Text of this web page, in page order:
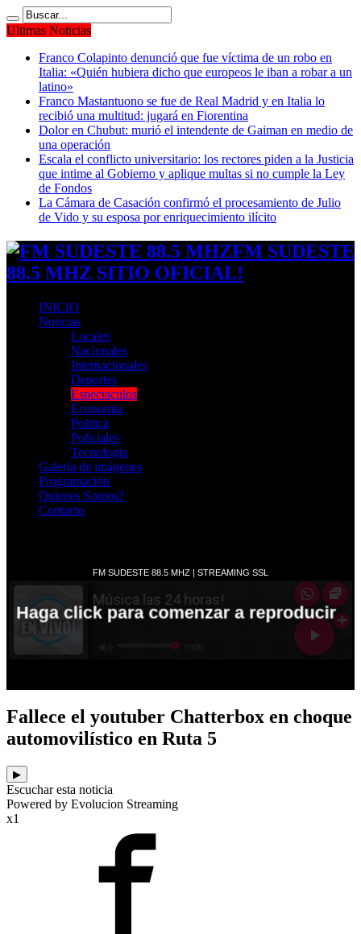
Ultimas Noticias
Franco Colapinto denunció que fue víctima de un robo en
Italia: «Quién hubiera dicho que europeos le iban a robar a un
latino»
Franco Mastantuono se fue de Real Madrid y en Italia lo
recibió una multitud: jugará en Fiorentina
Dolor en Chubut: murió el intendente de Gaiman en medio de
una operación
Escala el conflicto universitario: los rectores piden a la Justicia
que intime al Gobierno y aplique multas si no cumple la Ley
de Fondos
La Cámara de Casación confirmó el procesamiento de Julio
de Vido y su esposa por enriquecimiento ilícito
FM SUDESTE
88.5 MHZ SITIO OFICIAL!
INICIO
Noticias
Locales
Nacionales
Internacionales
Deportes
Espectaculos
Economia
Politica
Policiales
Tecnologia
Galería de imágenes
Programación
Quienes Somos?
Contacto
Fallece el youtuber Chatterbox en choque
automovilístico en Ruta 5
▶
Escuchar esta noticia
Powered by Evolucion Streaming
x1